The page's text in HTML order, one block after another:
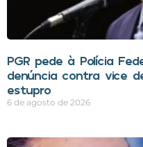
PGR pede à Polícia
denúncia contra vice
estupro
6 de agosto de 2026